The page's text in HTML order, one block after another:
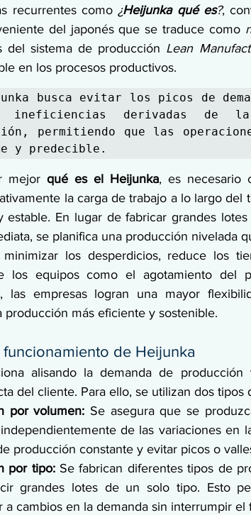
recurrentes como ¿Heijunka qué es?,
del japonés que se traduce como
del sistema de producción Lean
en los procesos productivos.
busca evitar los picos de
derivadas de
permitiendo que las
y predecible.
mejor qué es el Heijunka, es necesario
la carga de trabajo a lo largo
estable. En lugar de fabricar grandes
se planifica una producción nivelada
minimizar los desperdicios, reduce los
los equipos como el agotamiento del
, las empresas logran una mayor
producción más eficiente y sostenible.
de Heijunka
alisando la demanda de
del cliente. Para ello, se utilizan dos tipos
por volumen: Se asegura que se
de las variaciones en
producción constante y evitar picos o
por tipo: Se fabrican diferentes tipos de
grandes lotes de un solo tipo. Esto
a cambios en la demanda sin interrumpir el